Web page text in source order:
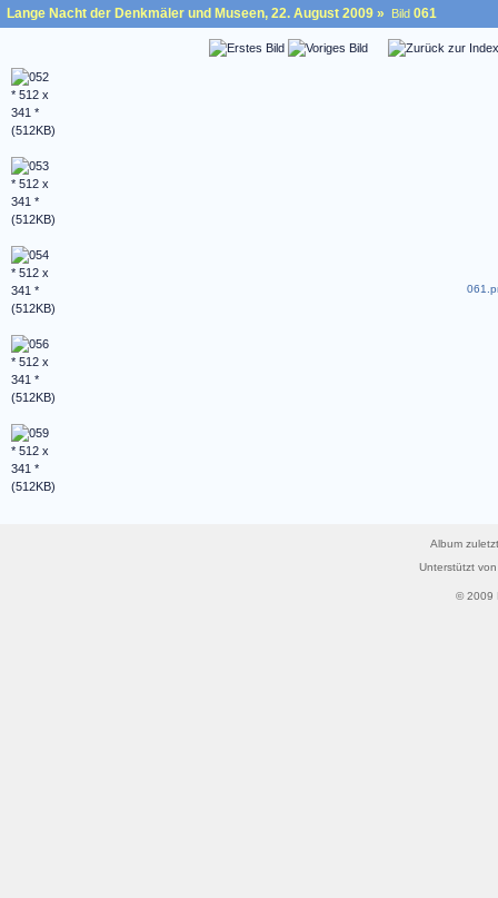
Lange Nacht der Denkmäler und Museen, 22. August 2009 » Bild 061
Album
Unterstützt
© 2009